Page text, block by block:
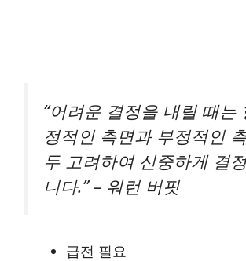
“어려운 결정을 내릴 때는
정적인 측면과 부정적인
두 고려하여 신중하게 결
니다.” – 워런 버핏
급전 필요